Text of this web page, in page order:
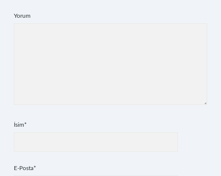
Yorum
İsim*
E-Posta*